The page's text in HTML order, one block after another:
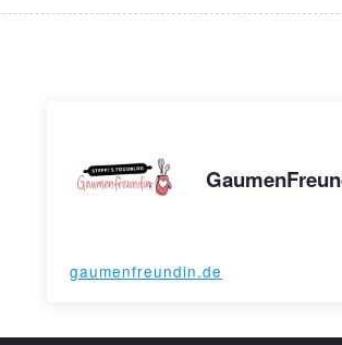
gaumenfreundin.de